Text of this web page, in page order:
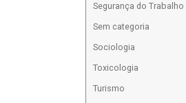
Segurança do Trabalho
Sem categoria
Sociologia
Toxicologia
Turismo